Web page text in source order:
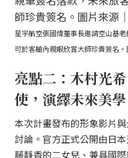
星宇航空張國煒董事長邀請空山基
可於客艙內親眼欣賞大師珍貴簽名
亮點二：木村光
使，演繹未來美學
本次計畫發布的形象影片
討論。官方正式公開由日
藤靜香的二女兒、兼具國